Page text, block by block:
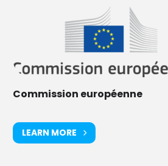
Commission européenne
LEARN MORE